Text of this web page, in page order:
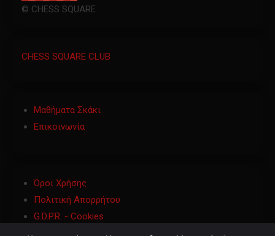
© CHESS SQUARE
CHESS SQUARE CLUB
Μαθήματα Σκάκι
Επικοινωνία
Όροι Χρήσης
Πολιτική Απορρήτου
G.D.P.R. - Cookies